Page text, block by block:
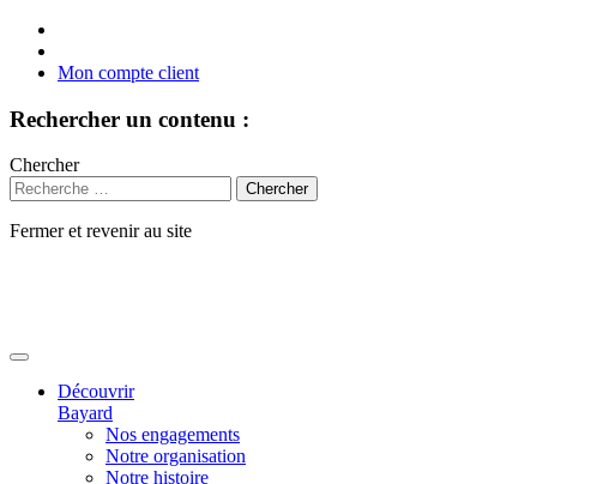
Mon compte client
Rechercher un contenu :
Chercher
Fermer et revenir au site
Découvrir
Bayard
Nos engagements
Notre organisation
Notre histoire